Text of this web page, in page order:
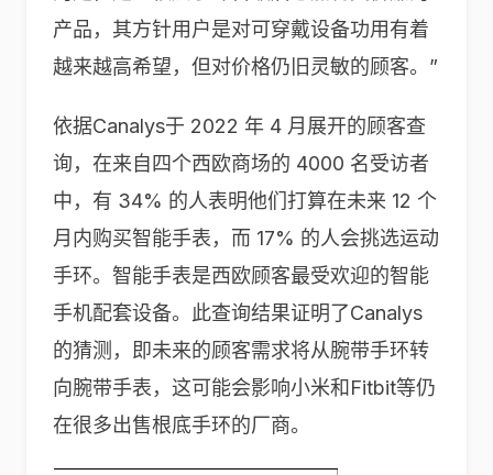
产品，其方针用户是对可穿戴设备功用有着
越来越高希望，但对价格仍旧灵敏的顾客。”
依据Canalys于 2022 年 4 月展开的顾客查
询，在来自四个西欧商场的 4000 名受访者
中，有 34% 的人表明他们打算在未来 12 个
月内购买智能手表，而 17% 的人会挑选运动
手环。智能手表是西欧顾客最受欢迎的智能
手机配套设备。此查询结果证明了Canalys
的猜测，即未来的顾客需求将从腕带手环转
向腕带手表，这可能会影响小米和Fitbit等仍
在很多出售根底手环的厂商。